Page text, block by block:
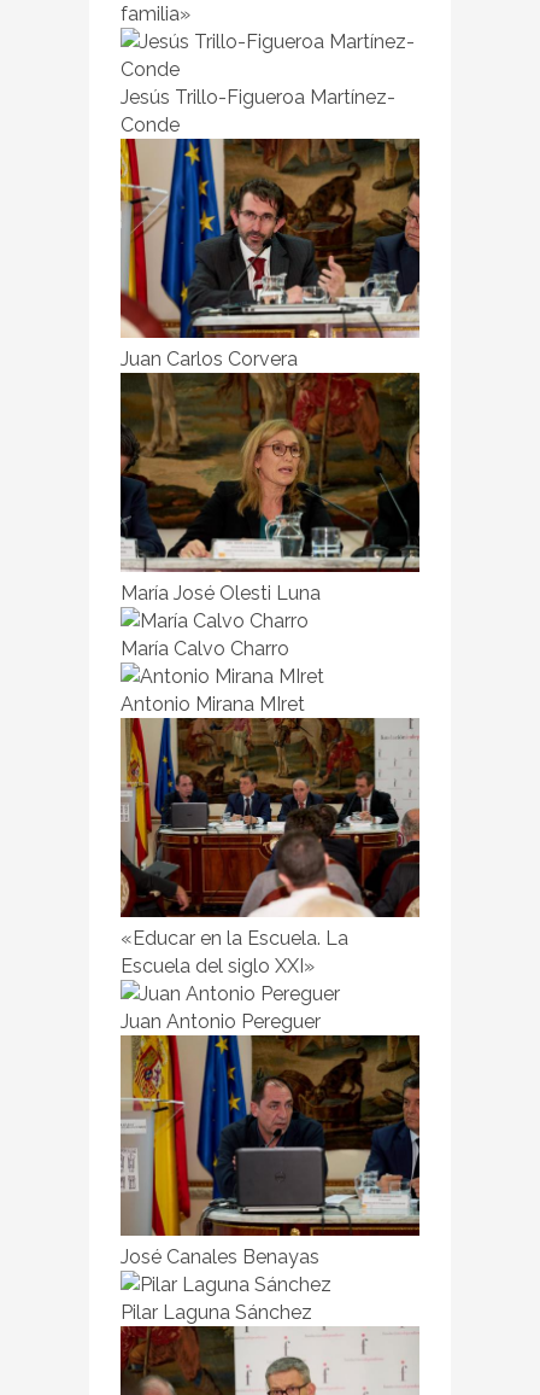
familia»
Jesús Trillo-Figueroa Martínez-
Conde
Juan Carlos Corvera
María José Olesti Luna
María Calvo Charro
Antonio Mirana MIret
«Educar en la Escuela. La
Escuela del siglo XXI»
Juan Antonio Pereguer
José Canales Benayas
Pilar Laguna Sánchez